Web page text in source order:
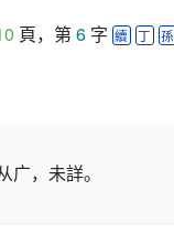
頁，第 6 字 續 丁 孫
广，未詳。